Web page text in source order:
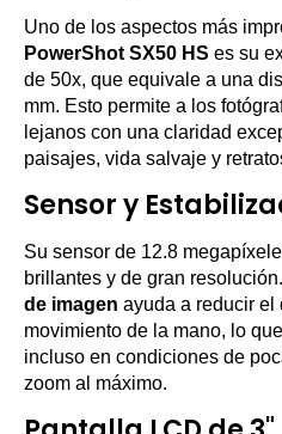
Uno de los aspectos más
PowerShot SX50 HS es su
de 50x, que equivale a una
mm. Esto permite a los
lejanos con una claridad
paisajes, vida salvaje y
Sensor y
Su sensor de 12.8
brillantes y de gran
de imagen ayuda a reducir el
movimiento de la mano, lo
incluso en condiciones de
zoom al máximo.